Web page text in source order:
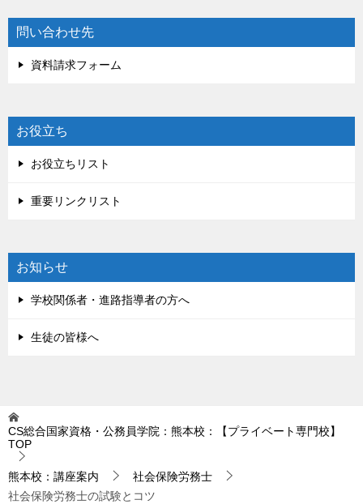
問い合わせ先
資料請求フォーム
お役立ち
お役立ちリスト
重要リンクリスト
お知らせ
学校関係者・進路指導者の方へ
生徒の皆様へ
CS総合国家資格・公務員学院：熊本校：【プライベート専門校】
TOP
熊本校：講座案内
社会保険労務士
社会保険労務士の試験とコツ